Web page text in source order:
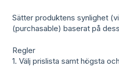
Sätter produktens synlighet
(purchasable) baserat på
Regler
1. Välj prislista samt högsta